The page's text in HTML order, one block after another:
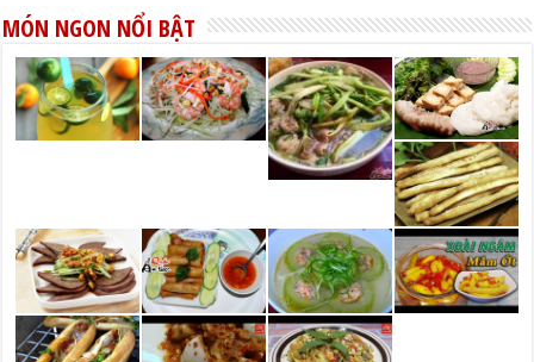
MÓN NGON NỔI BẬT